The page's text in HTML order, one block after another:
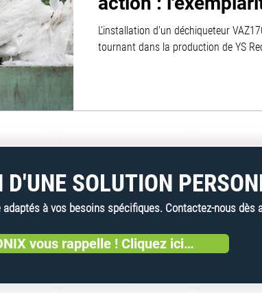
partenariat YS
Vecoplan
L'installation d'un déchiqueteur
tournant dans la production de YS
SOLUTION
à vos besoins spécifiques. Contactez-nous dès
vous rappelle ! Cliquez ici…